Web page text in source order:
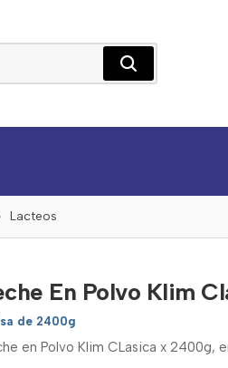
Lacteos
En Polvo Klim
de 2400g
en Polvo Klim CLasica x 2400g,